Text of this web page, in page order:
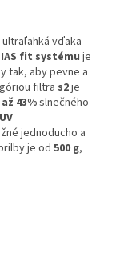
vďaka
IAS fit systému je
tak, aby pevne a
filtra s2je
až 43%slnečného
jednoducho a
je od 500 g,